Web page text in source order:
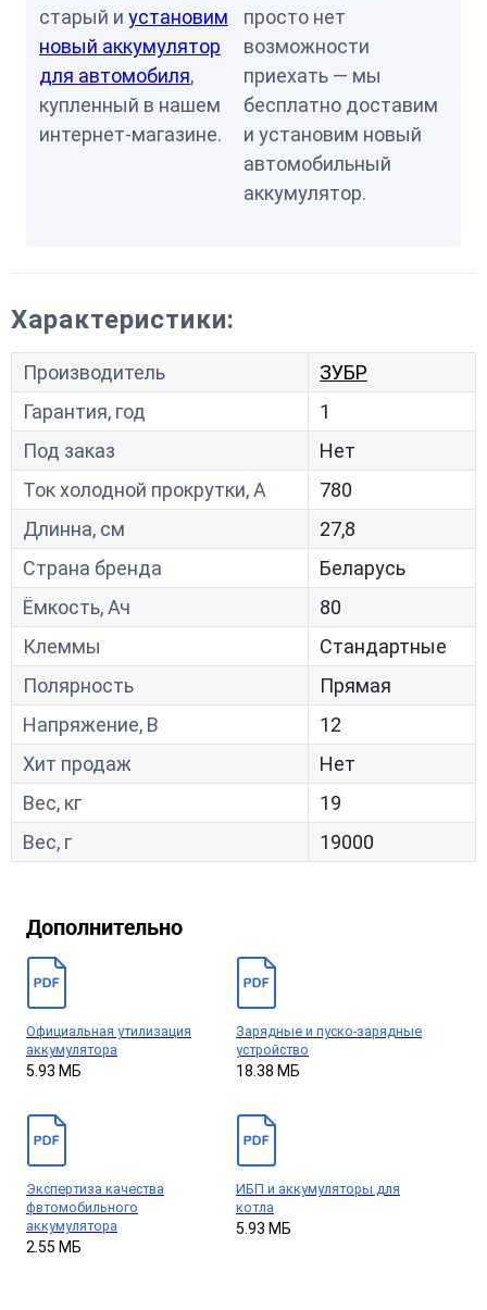
старый и установим
новый аккумулятор
для автомобиля,
купленный в нашем
интернет-магазине.
просто нет
возможности
приехать — мы
бесплатно доставим
и установим новый
автомобильный
аккумулятор.
Характеристики:
Производитель
ЗУБР
Гарантия, год
1
Под заказ
Нет
Ток холодной прокрутки, A
780
Длинна, см
27,8
Страна бренда
Беларусь
Ёмкость, Ач
80
Клеммы
Стандартные
Полярность
Прямая
Напряжение, В
12
Хит продаж
Нет
Вес, кг
19
Вес, г
19000
Дополнительно
Официальная утилизация
аккумулятора
5.93 МБ
Зарядные и пуско-зарядные
устройство
18.38 МБ
Экспертиза качества
фвтомобильного
аккумулятора
2.55 МБ
ИБП и аккумуляторы для
котла
5.93 МБ